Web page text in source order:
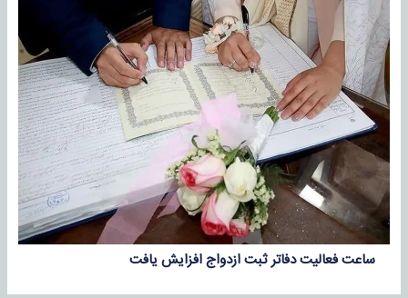
ساعت فعالیت دفاتر ثبت ازدواج افزایش یافت